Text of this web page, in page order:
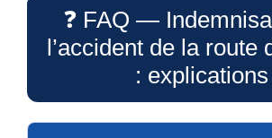
❓ FAQ —
l’accident de la route
: explications